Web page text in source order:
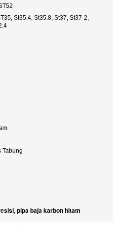
St35.4, St35.8, St37, St37-2,
Tabung
, pipa baja karbon hitam